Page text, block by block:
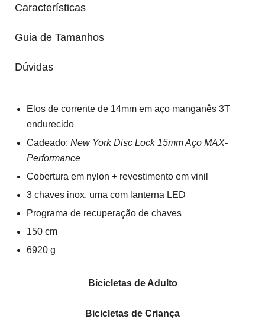
Características
Guia de Tamanhos
Dúvidas
Elos de corrente de 14mm em aço manganês 3T
endurecido
Cadeado: New York Disc Lock 15mm Aço MAX-
Performance
Cobertura em nylon + revestimento em vinil
3 chaves inox, uma com lanterna LED
Programa de recuperação de chaves
150 cm
6920 g
Bicicletas de Adulto
Bicicletas de Criança